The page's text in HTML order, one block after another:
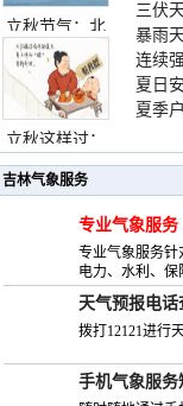
立秋节气：北
立秋这样过：
这份
三伏
要点
暴雨
险提
连续
灾害
夏日
温小
夏季
吉林气象服务
专业气象服务
专业气象服务针
电力、水利、
天气预报电话
拨打12121进行
手机气象服务